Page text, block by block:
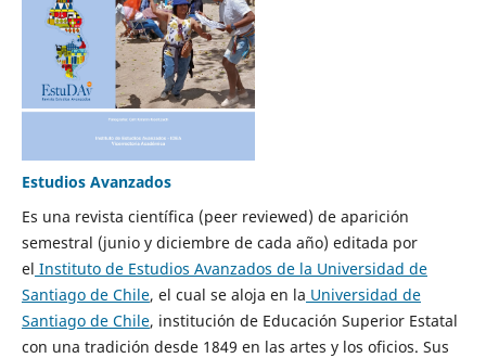
Estudios Avanzados
Es una revista científica (peer reviewed) de aparición
semestral (junio y diciembre de cada año) editada por
el Instituto de Estudios Avanzados de la Universidad de
Santiago de Chile, el cual se aloja en la Universidad de
Santiago de Chile, institución de Educación Superior Estatal
con una tradición desde 1849 en las artes y los oficios. Sus